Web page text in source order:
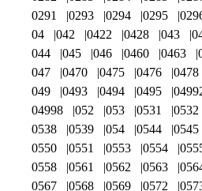
0291
0293 0294 0295
04
042 0422 0428 043
044
045 046 0460 0463
047
0470 0475 0476 0478
049
0493 0494 0495
04998
052 053 0531 0532
0538
0539 054 0544 0545
0550
0551 0553 0554
0558
0561 0562 0563
0567
0568 0569 0572